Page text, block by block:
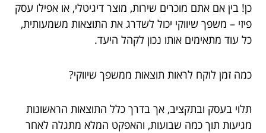
כן! בין אם אתם מוכרים שירות, מוצר דיגיטלי, או אפילו עסק
פיזי – משפך שיווקי יכול לשדרג את התוצאות משמעותית,
כל עוד מתאימים אותו נכון לקהל היעד.
כמה זמן לוקח לראות תוצאות ממשפך שיווקי?
תלוי בעסק ובתקציב, אך בדרך כלל התוצאות הראשונות
מגיעות תוך כמה שבועות, והאפקט המלא מתגלה לאחר